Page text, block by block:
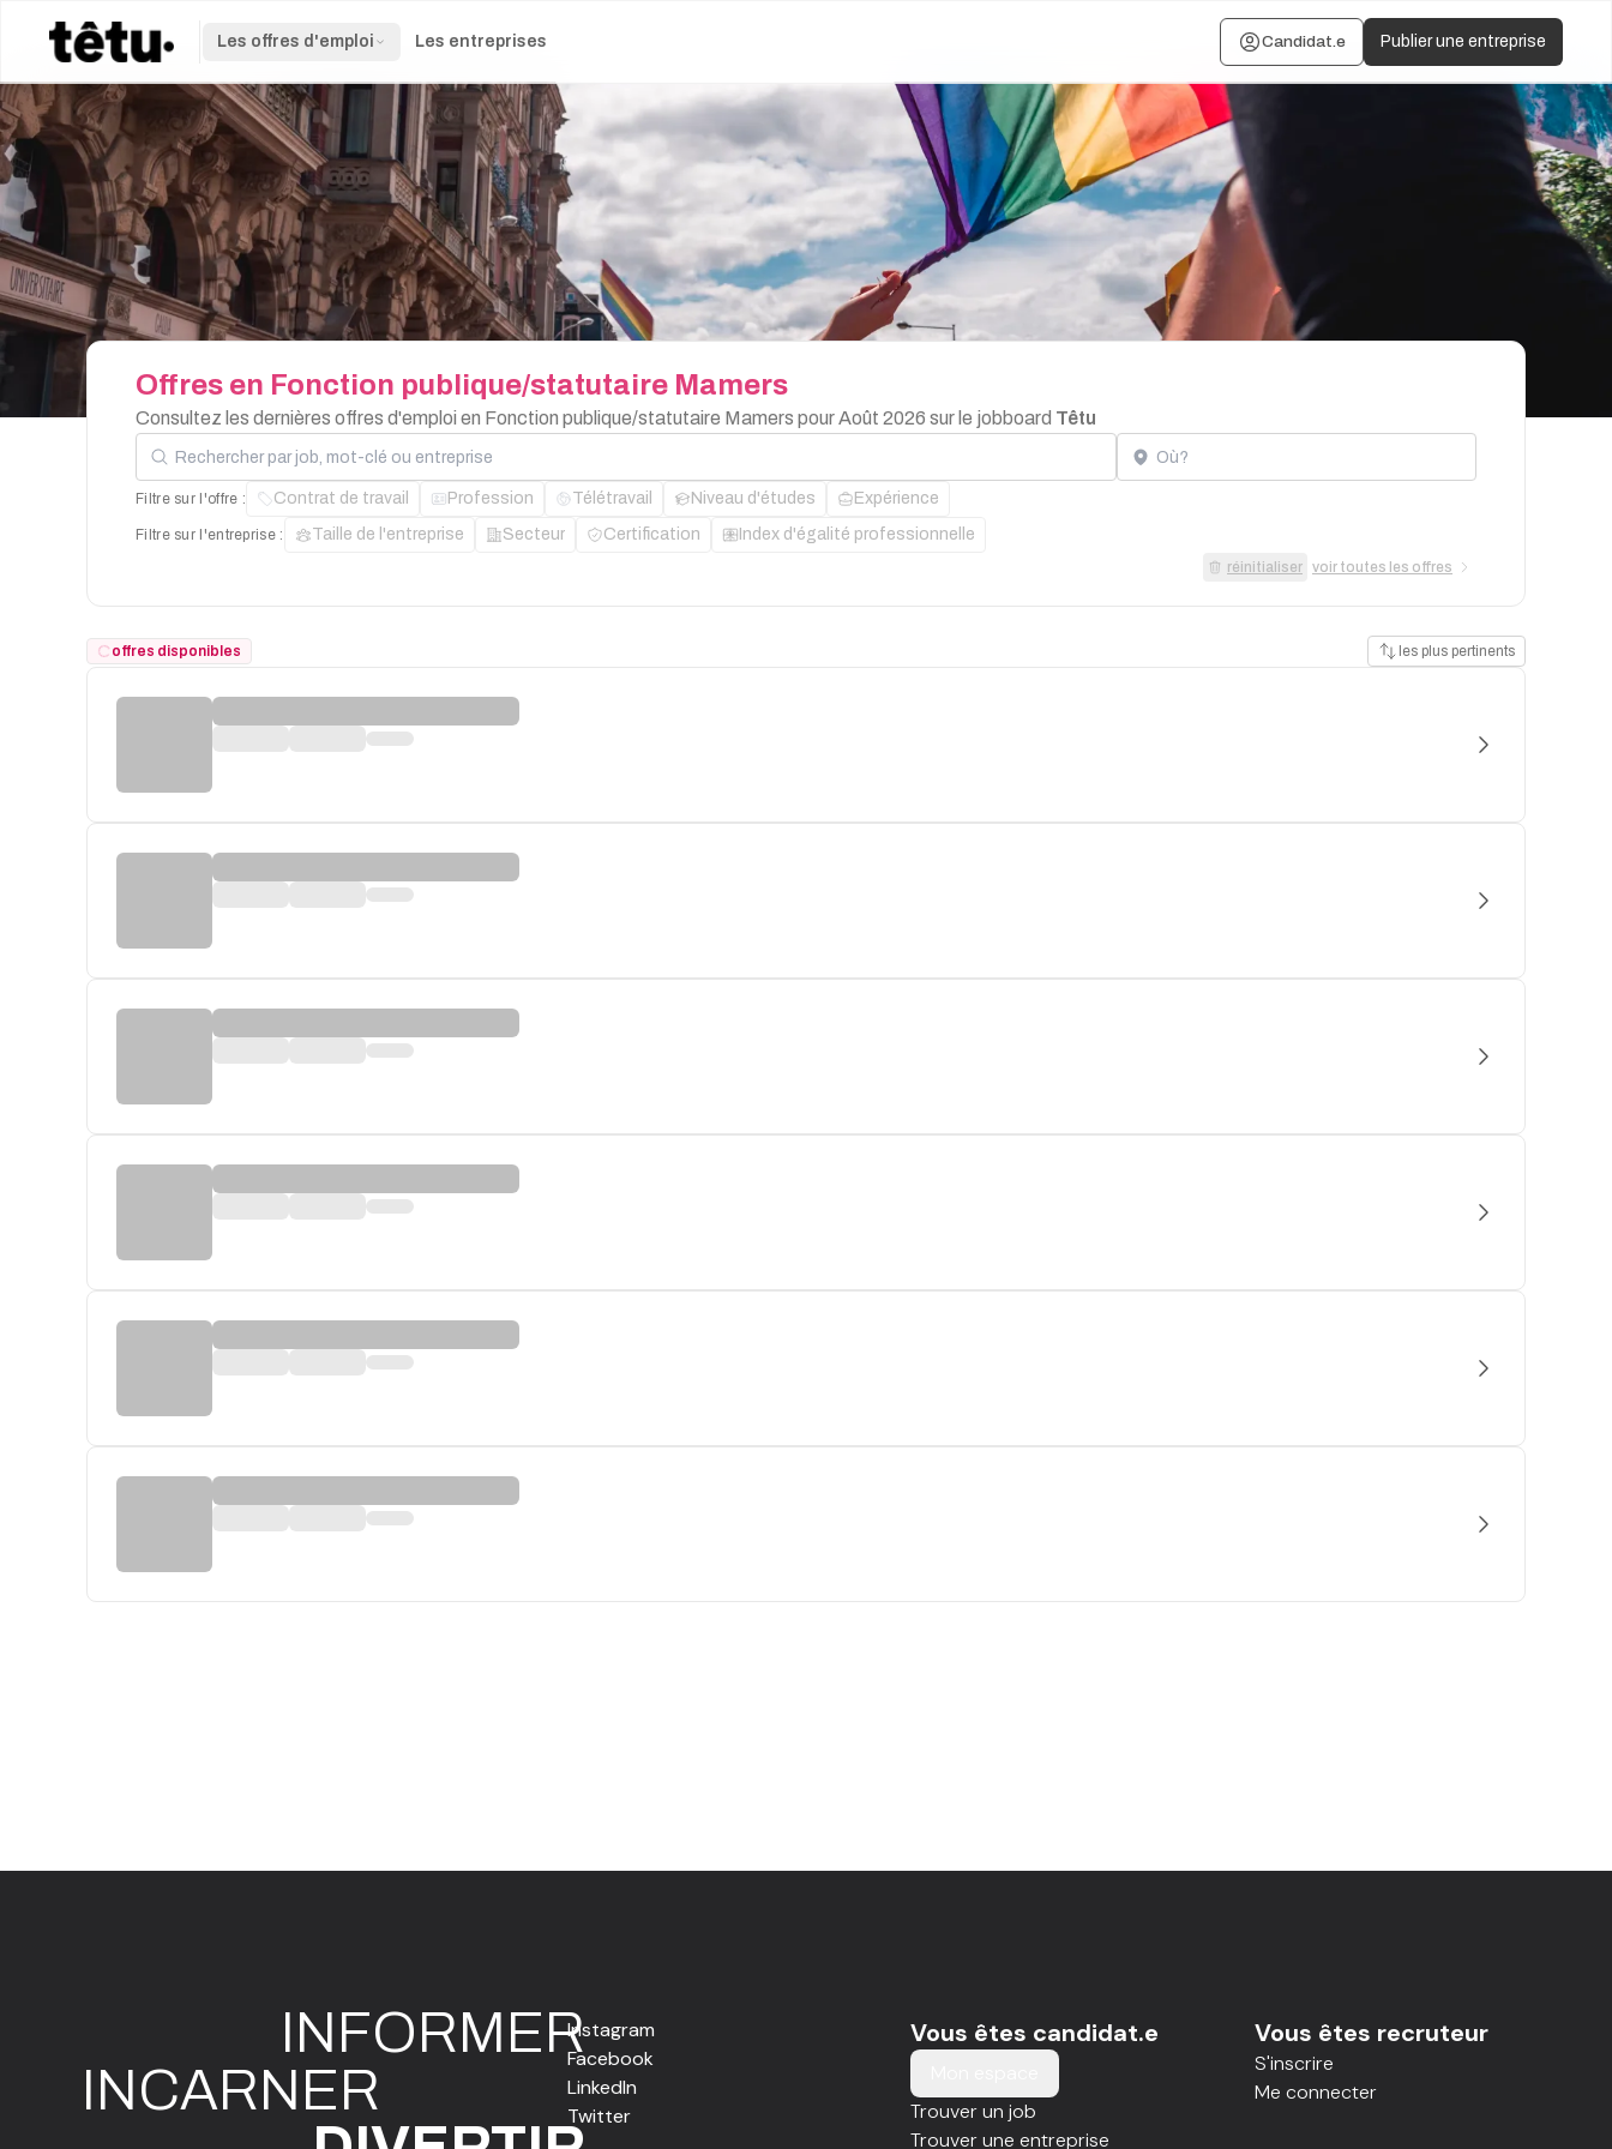
Les offres d'emploi Les entreprises Candidat.e Publier une entreprise
Offres en Fonction publique/statutaire Mamers
Consultez les dernières offres d'emploi en Fonction publique/statutaire Mamers pour Août 2026 sur le jobboard Têtu
Rechercher par job, mot-clé ou entreprise Localisation
Filtre sur l'offre : Contrat de travail Profession Télétravail Niveau d'études Expérience
Filtre sur l'entreprise : Taille de l'entreprise Secteur Certification Index d'égalité professionnelle
réinitialiser voir toutes les offres
offres disponibles les plus pertinents
INFORMER
INCARNER
Instagram
Facebook
LinkedIn
Twitter
Vous êtes candidat.e
Trouver un job
Trouver une entreprise
Vous êtes recruteur
S'inscrire
Me connecter